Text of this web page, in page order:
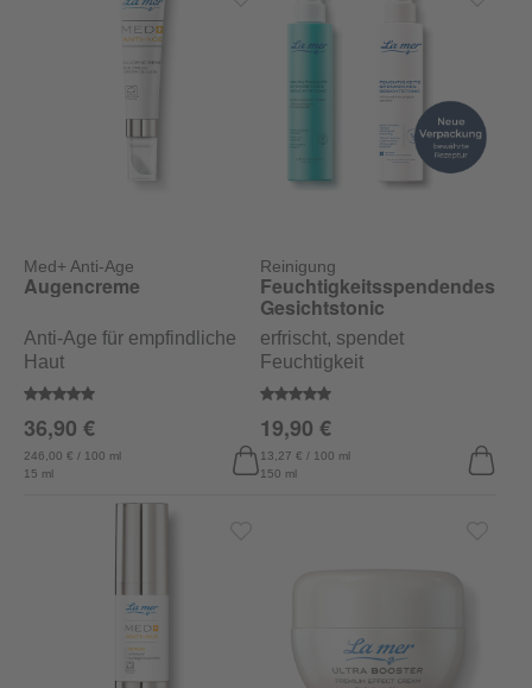
Med+ Anti-Age
Durchschnittliche Bewertung von 5 von 5 Sternen
Augencreme
Anti-Age für empfindliche
Haut
15 ml
246,00 € / 100 ml
36,90 €
Reinigung
Durchschnittliche Bewertung
Feuchtigkeitsspendendes
Gesichtstonic
erfrischt, spendet
Feuchtigkeit
150 ml
13,27 € / 100 ml
19,90 €